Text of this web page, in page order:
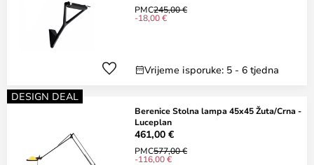
PMC245,00 €
-18,00 €
Vrijeme isporuke: 5 - 6 tjedna
DESIGN DEAL
Berenice Stolna lampa 45x45 Žuta/Crna -
Luceplan
461,00 €
PMC577,00 €
-116,00 €